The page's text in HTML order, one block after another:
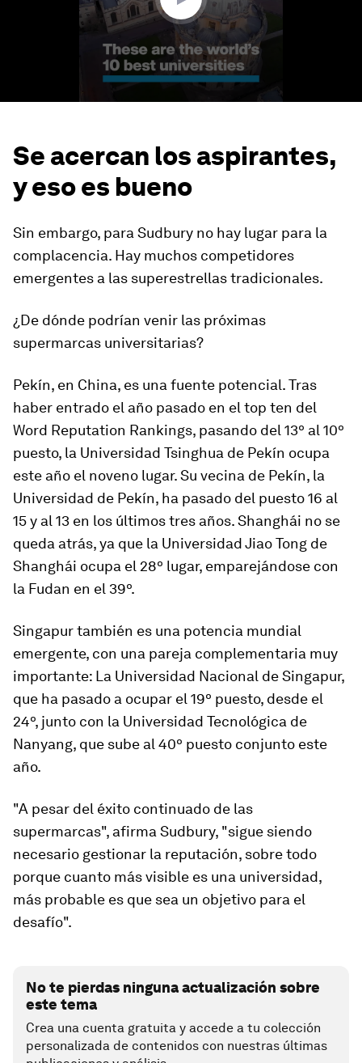
Se acercan los aspirantes,
y eso es bueno
Sin embargo, para Sudbury no hay lugar para la
complacencia. Hay muchos competidores
emergentes a las superestrellas tradicionales.
¿De dónde podrían venir las próximas
supermarcas universitarias?
Pekín, en China, es una fuente potencial. Tras
haber entrado el año pasado en el top ten del
Word Reputation Rankings, pasando del 13º al 10º
puesto, la Universidad Tsinghua de Pekín ocupa
este año el noveno lugar. Su vecina de Pekín, la
Universidad de Pekín, ha pasado del puesto 16 al
15 y al 13 en los últimos tres años. Shanghái no se
queda atrás, ya que la Universidad Jiao Tong de
Shanghái ocupa el 28º lugar, emparejándose con
la Fudan en el 39º.
Singapur también es una potencia mundial
emergente, con una pareja complementaria muy
importante: La Universidad Nacional de Singapur,
que ha pasado a ocupar el 19º puesto, desde el
24º, junto con la Universidad Tecnológica de
Nanyang, que sube al 40º puesto conjunto este
año.
"A pesar del éxito continuado de las
supermarcas", afirma Sudbury, "sigue siendo
necesario gestionar la reputación, sobre todo
porque cuanto más visible es una universidad,
más probable es que sea un objetivo para el
desafío".
No te pierdas ninguna actualización sobre
este tema
Crea una cuenta gratuita y accede a tu colección
personalizada de contenidos con nuestras últimas